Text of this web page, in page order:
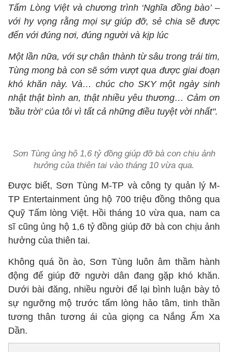
Tấm Lòng Việt và chương trình ‘Nghĩa đồng bào’ –
với hy vọng rằng mọi sự giúp đỡ, sẻ chia sẽ được
đến với đúng nơi, đúng người và kịp lúc
Một lần nữa, với sự chân thành từ sâu trong trái tim,
Tùng mong bà con sẽ sớm vượt qua được giai đoạn
khó khăn này. Và… chúc cho SKY một ngày sinh
nhật thật bình an, thật nhiều yêu thương… Cảm ơn
'bầu trời' của tôi vì tất cả những điều tuyệt vời nhất".
Sơn Tùng ủng hộ 1,6 tỷ đồng giúp đỡ bà con chịu ảnh
hưởng của thiên tai vào tháng 10 vừa qua.
Được biết, Sơn Tùng M-TP và công ty quản lý M-
TP Entertainment ủng hộ 700 triệu đồng thông qua
Quỹ Tấm lòng Việt. Hồi tháng 10 vừa qua, nam ca
sĩ cũng ủng hộ 1,6 tỷ đồng giúp đỡ bà con chịu ảnh
hưởng của thiên tai.
Không quá ồn ào, Sơn Tùng luôn âm thầm hành
động để giúp đỡ người dân đang gặp khó khăn.
Dưới bài đăng, nhiều người để lại bình luận bày tỏ
sự ngưỡng mộ trước tấm lòng hảo tâm, tinh thần
tương thân tương ái của giọng ca Nắng Ấm Xa
Dần.